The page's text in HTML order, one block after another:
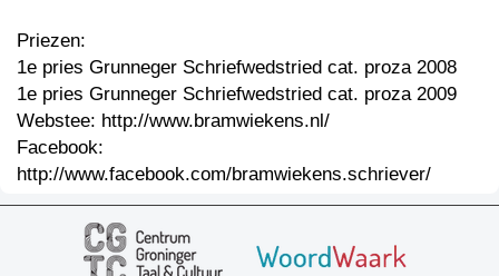
Priezen:
1e pries Grunneger Schriefwedstried cat. proza 2008
1e pries Grunneger Schriefwedstried cat. proza 2009
Webstee: http://www.bramwiekens.nl/
Facebook:
http://www.facebook.com/bramwiekens.schriever/